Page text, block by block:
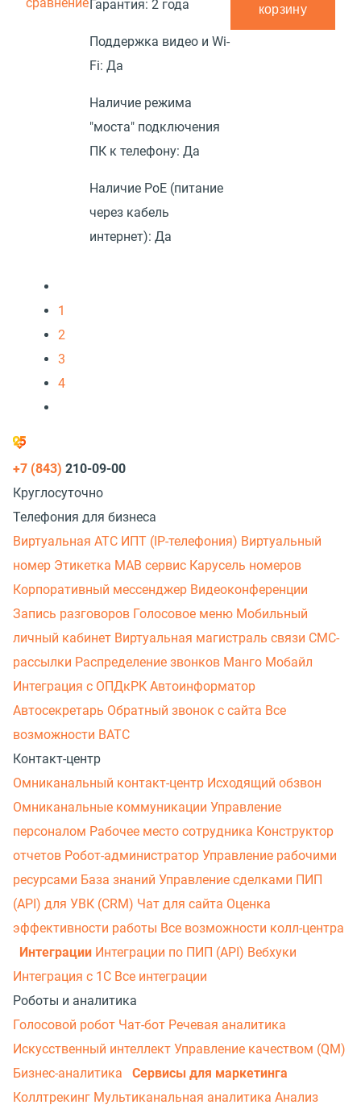
Гарантия: 2 года
Поддержка видео и Wi-
Fi: Да
Наличие режима
"моста" подключения
ПК к телефону: Да
Наличие PoE (питание
через кабель
интернет): Да
корзину
1
2
3
4
+7 (843) 210-09-00
Круглосуточно
Телефония для бизнеса
Виртуальная АТС ИПТ (IP-телефония) Виртуальный
номер Этикетка МАВ сервис Карусель номеров
Корпоративный мессенджер Видеоконференции
Запись разговоров Голосовое меню Мобильный
личный кабинет Виртуальная магистраль связи СМС-
рассылки Распределение звонков Манго Мобайл
Интеграция с ОПДкРК Автоинформатор
Автосекретарь Обратный звонок с сайта Все
возможности ВАТС
Контакт-центр
Омниканальный контакт-центр Исходящий обзвон
Омниканальные коммуникации Управление
персоналом Рабочее место сотрудника Конструктор
отчетов Робот-администратор Управление рабочими
ресурсами База знаний Управление сделками ПИП
(API) для УВК (CRM) Чат для сайта Оценка
эффективности работы Все возможности колл-центра
Интеграции Интеграции по ПИП (API) Вебхуки
Интеграция с 1С Все интеграции
Роботы и аналитика
Голосовой робот Чат-бот Речевая аналитика
Искусственный интеллект Управление качеством (QM)
Бизнес-аналитика
Сервисы для маркетинга
Коллтрекинг Мультиканальная аналитика Анализ